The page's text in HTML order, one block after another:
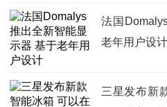
法国
老年用户设计
三星发布新